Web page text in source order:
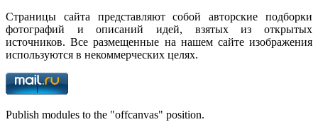
Страницы сайта представляют собой авторские подборки
фотографий и описаний идей, взятых из открытых
источников. Все размещенные на нашем сайте изображения
используются в некоммерческих целях.
Publish modules to the "offcanvas" position.